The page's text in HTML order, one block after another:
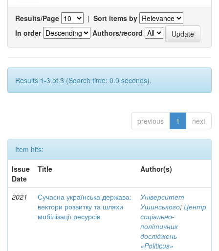
Results/Page | Sort items by
In order
Authors/record
Results 1-3 of 3 (Search time: 0.0 seconds).
previous 1 next
Item hits:
Issue
Date
Title Author(s)
2021
Сучасна українська держава:
вектори розвитку та шляхи
мобілізації ресурсів
Університет
Ушинського; Центр
соціально-
політичних
досліджень
«Politicus»